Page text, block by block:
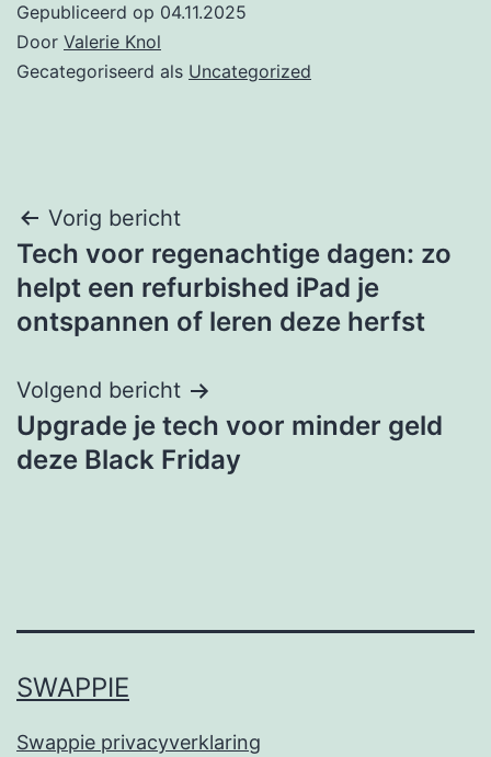
Gepubliceerd op 04.11.2025
Door Valerie Knol
Gecategoriseerd als Uncategorized
Post
navigation
Vorig bericht
Tech voor regenachtige dagen: zo
helpt een refurbished iPad je
ontspannen of leren deze herfst
Volgend bericht
Upgrade je tech voor minder geld
deze Black Friday
SWAPPIE
Swappie privacyverklaring